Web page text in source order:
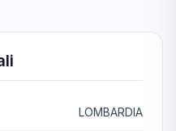
LOMBARDIA